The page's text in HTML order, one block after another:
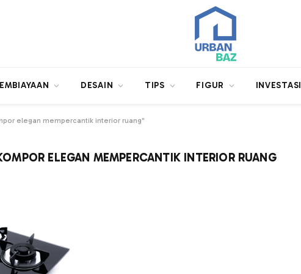
DESAIN TIPS FIGUR INVESTASI
elegan mempercantik interior ruang"
ELEGAN MEMPERCANTIK INTERIOR RUANG